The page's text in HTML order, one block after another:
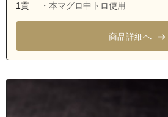
1貫 ・本マグロ中トロ使用
商品詳細へ